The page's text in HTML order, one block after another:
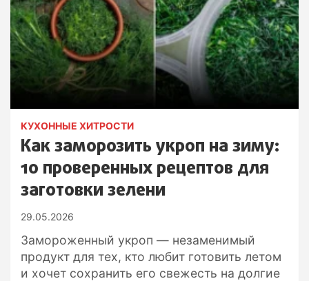
КУХОННЫЕ ХИТРОСТИ
Как заморозить укроп на зиму:
10 проверенных рецептов для
заготовки зелени
29.05.2026
Замороженный укроп — незаменимый
продукт для тех, кто любит готовить летом
и хочет сохранить его свежесть на долгие